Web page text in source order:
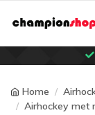
Home
Airhockey met